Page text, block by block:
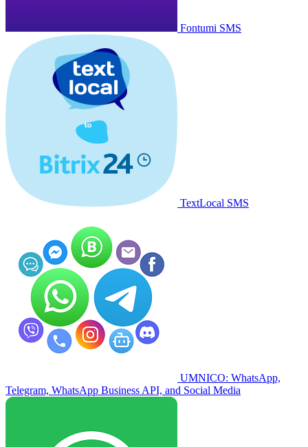
Fontumi SMS
TextLocal SMS
UMNICO: WhatsApp,
Telegram, WhatsApp Business API, and Social Media